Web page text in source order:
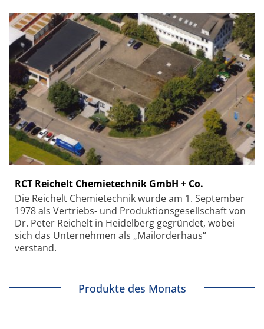
RCT Reichelt Chemietechnik GmbH + Co.
Die Reichelt Chemietechnik wurde am 1. September
1978 als Vertriebs- und Produktionsgesellschaft von
Dr. Peter Reichelt in Heidelberg gegründet, wobei
sich das Unternehmen als „Mailorderhaus“
verstand.
Produkte des Monats